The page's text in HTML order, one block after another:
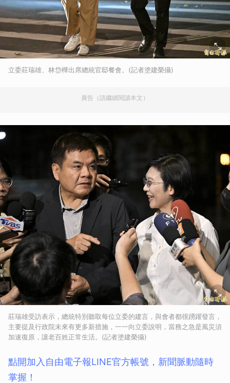
立委莊瑞雄、林岱樺出席總統官邸餐會。(記者塗建榮攝)
廣告（請繼續閱讀本文）
莊瑞雄受訪表示，總統特別聽取每位立委的建言，與會者都很踴躍發言，
主要提及行政院未來有更多新措施，一一向立委說明，當務之急是風災須
加速復原，讓老百姓正常生活。(記者塗建榮攝)
點開加入自由電子報LINE官方帳號，新聞脈動隨時
掌握！